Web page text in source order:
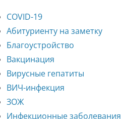
COVID-19
Абитуриенту на заметку
Благоустройство
Вакцинация
Вирусные гепатиты
ВИЧ-инфекция
ЗОЖ
Инфекционные заболевания